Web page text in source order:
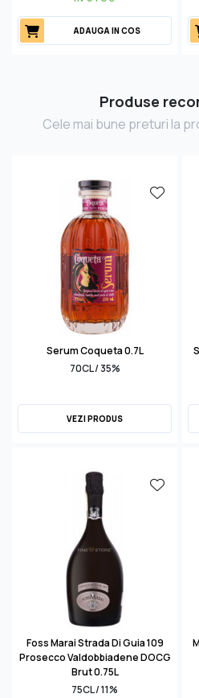
ADAUGA IN COS
Produse
Cele mai bune preturi la
Serum Coqueta 0.7L
70CL / 35%
VEZI PRODUS
Foss Marai Strada Di Guia 109
Prosecco Valdobbiadene DOCG
Brut 0.75L
75CL / 11%